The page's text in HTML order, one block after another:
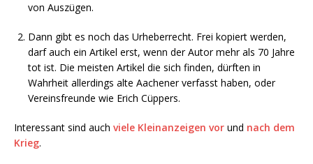
von Auszügen.
Dann gibt es noch das Urheberrecht. Frei kopiert werden,
darf auch ein Artikel erst, wenn der Autor mehr als 70 Jahre
tot ist. Die meisten Artikel die sich finden, dürften in
Wahrheit allerdings alte Aachener verfasst haben, oder
Vereinsfreunde wie Erich Cüppers.
Interessant sind auch viele Kleinanzeigen vor und nach dem
Krieg.